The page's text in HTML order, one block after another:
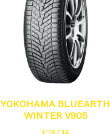
YOKOHAMA BLUEARTH
WINTER V905